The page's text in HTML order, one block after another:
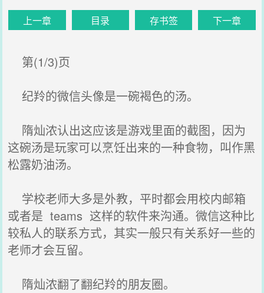
上一章 目录 存书签 下一章
第(1/3)页
纪羚的微信头像是一碗褐色的汤。
隋灿浓认出这应该是游戏里面的截图，因为
这碗汤是玩家可以烹饪出来的一种食物，叫作黑
松露奶油汤。
学校老师大多是外教，平时都会用校内邮箱
或者是 teams 这样的软件来沟通。微信这种比
较私人的联系方式，其实一般只有关系好一些的
老师才会互留。
隋灿浓翻了翻纪羚的朋友圈。